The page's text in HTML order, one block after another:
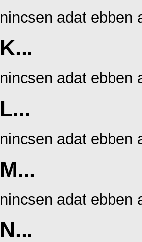
nincsen adat ebben
K...
nincsen adat ebben
L...
nincsen adat ebben
M...
nincsen adat ebben
N...